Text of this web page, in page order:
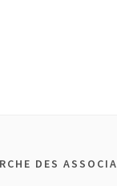
DES